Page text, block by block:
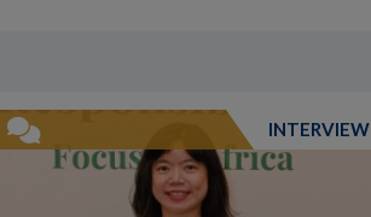
INTERVIEW